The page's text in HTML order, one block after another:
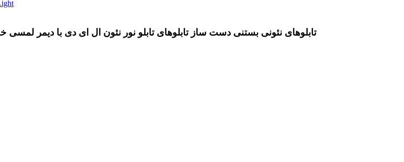
تابلوهای نئونی بستنی دست ساز تابلوهای تابلو نور نئون ال ای دی با دیمر لمسی